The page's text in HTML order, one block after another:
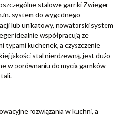
stalowe garnki Zwieger
system do wygodnego
lub unikatowy, nowatorski system
idealnie współpracują ze
typami kuchenek, a czyszczenie
jakości stal nierdzewną, jest dużo
w porównaniu do mycia garnków
rozwiązania w kuchni, a